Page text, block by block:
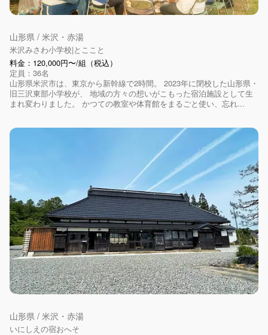
山形県 / 米沢・赤湯
米沢みさわ小学校|とここと
料金：120,000円〜/組（税込）
定員：36名
山形県米沢市は、東京から新幹線で2時間。 2023年に閉校した山形県・
旧三沢東部小学校が、 地域の方々の想いがこもった宿泊施設として生
まれ変わりました。 かつての教室や体育館をまるごと使い、忘れ...
山形県 / 米沢・赤湯
いにしえの宿おへそ